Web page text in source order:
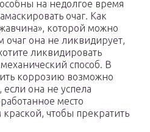
на недолгое время
очаг. Как
которой можно
очаг она не ликвидирует,
ликвидировать
способ. В
коррозию возможно
она не успела
место
чтобы прекратить